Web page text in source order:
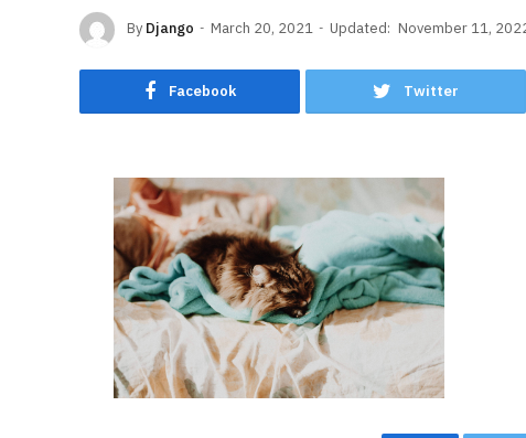
By Django March 20, 2021 Updated: November 11,
Facebook Twitter